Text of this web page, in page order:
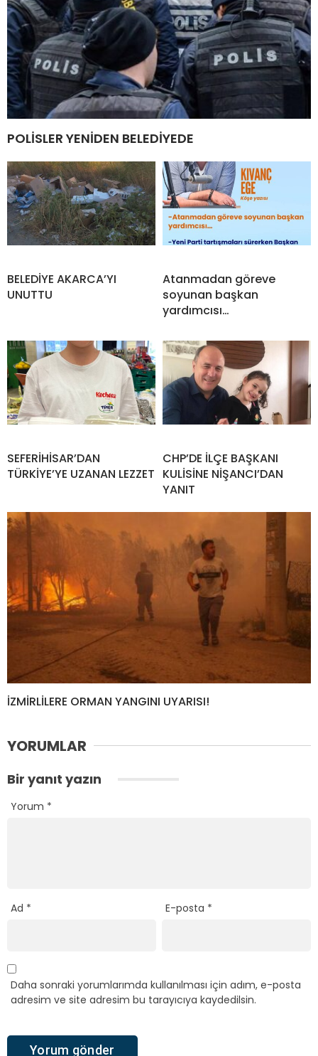
POLİSLER YENİDEN BELEDİYEDE
BELEDİYE AKARCA’YI
UNUTTU
Atanmadan göreve
soyunan başkan
yardımcısı…
SEFERİHİSAR’DAN
TÜRKİYE’YE UZANAN LEZZET
CHP’DE İLÇE BAŞKANI
KULİSİNE NİŞANCI’DAN
YANIT
İZMİRLİLERE ORMAN YANGINI UYARISI!
YORUMLAR
Bir yanıt yazın
Yorum *
Ad * E-posta *
Daha sonraki yorumlarımda kullanılması için adım, e-posta
adresim ve site adresim bu tarayıcıya kaydedilsin.